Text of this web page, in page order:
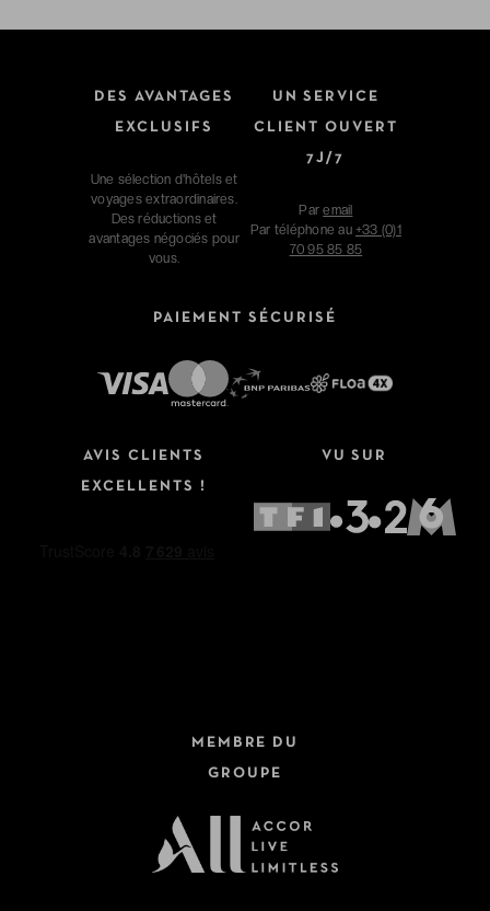
DES AVANTAGES
EXCLUSIFS
Une sélection d'hôtels et
voyages extraordinaires.
Des réductions et
avantages négociés pour
vous.
UN SERVICE
CLIENT OUVERT
7J/7
Paremail
Par téléphone au +33 (0)1
70 95 85 85
PAIEMENT SÉCURISÉ
AVIS CLIENTS
EXCELLENTS !
VU SUR
MEMBRE DU
GROUPE